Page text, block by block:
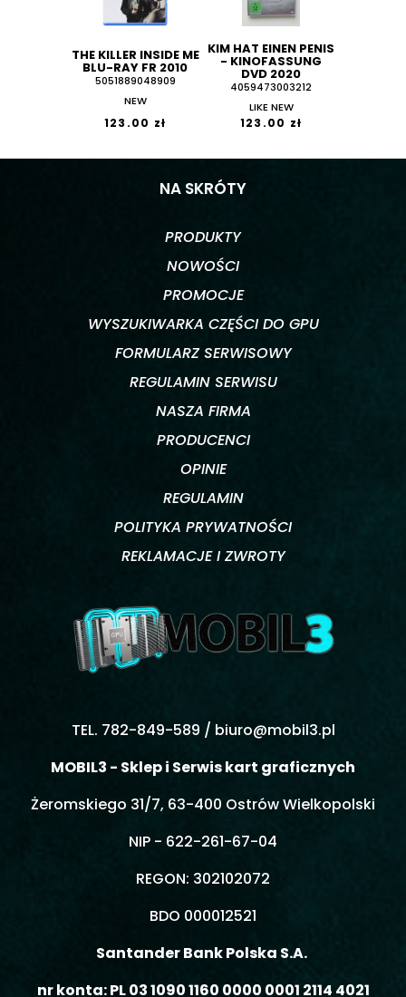
THE KILLER INSIDE ME
BLU-RAY FR 2010
5051889048909
NEW
123.00 zł
KIM HAT EINEN PENIS
- KINOFASSUNG
DVD 2020
4059473003212
LIKE NEW
123.00 zł
NA SKRÓTY
PRODUKTY
NOWOŚCI
PROMOCJE
WYSZUKIWARKA CZĘŚCI DO GPU
FORMULARZ SERWISOWY
REGULAMIN SERWISU
NASZA FIRMA
PRODUCENCI
OPINIE
REGULAMIN
POLITYKA PRYWATNOŚCI
REKLAMACJE I ZWROTY
TEL. 782-849-589 / biuro@mobil3.pl
MOBIL3 - Sklep i Serwis kart graficznych
Żeromskiego 31/7, 63-400 Ostrów Wielkopolski
NIP - 622-261-67-04
REGON: 302102072
BDO 000012521
Santander Bank Polska S.A.
nr konta: PL 03 1090 1160 0000 0001 2114 4021